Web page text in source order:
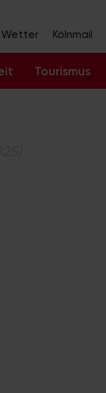
Wetter Kölnmail
Tourismus